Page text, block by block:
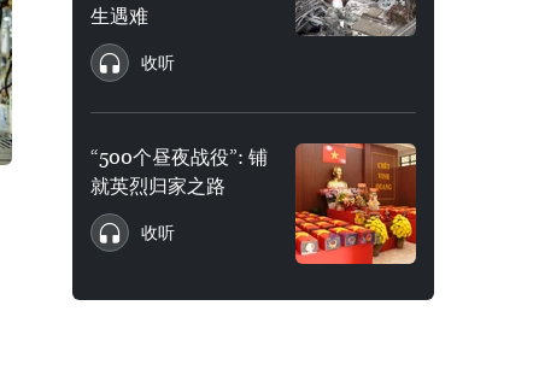
生遇难
收听
“500个昼夜战役”: 铺
就英烈归家之路
收听